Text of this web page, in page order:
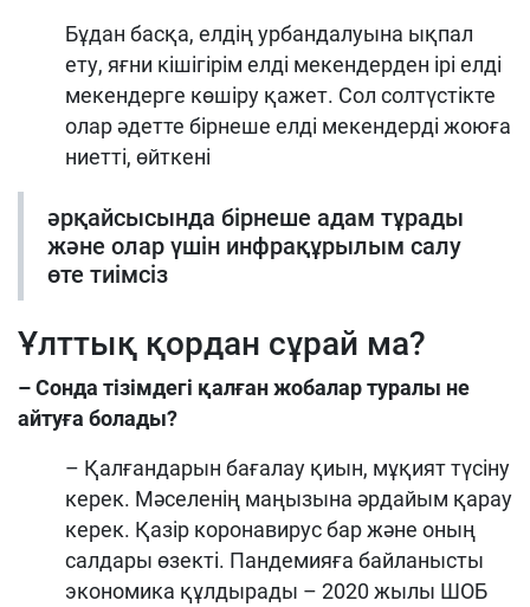
Бұдан басқа, елдің урбандалуына ықпал
ету, яғни кішігірім елді мекендерден ірі елді
мекендерге көшіру қажет. Сол солтүстікте
олар әдетте бірнеше елді мекендерді жоюға
ниетті, өйткені
әрқайсысында бірнеше адам тұрады
және олар үшін инфрақұрылым салу
өте тиімсіз
Ұлттық қордан сұрай ма?
– Сонда тізімдегі қалған жобалар туралы не
айтуға болады?
– Қалғандарын бағалау қиын, мұқият түсіну
керек. Мәселенің маңызына әрдайым қарау
керек. Қазір коронавирус бар және оның
салдары өзекті. Пандемияға байланысты
экономика құлдырады – 2020 жылы ШОБ